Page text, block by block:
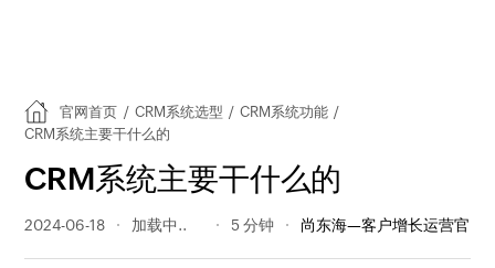
官网首页 / CRM系统选型 / CRM系统功能 /
CRM系统主要干什么的
CRM系统主要干什么的
2024-06-18 271 阅读量 5 分钟 尚东海—客户增长运营官